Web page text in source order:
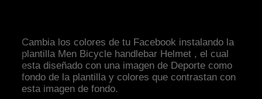
Cambia los colores de tu Facebook instalando la
plantilla Men Bicycle handlebar Helmet , el cual
esta diseñado con una imagen de Deporte como
fondo de la plantilla y colores que contrastan con
esta imagen de fondo.